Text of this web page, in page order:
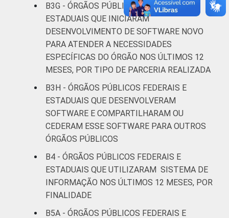
B3G - ÓRGÃOS PÚBLICOS FEDERAIS E
ESTADUAIS QUE INICIARAM
DESENVOLVIMENTO DE SOFTWARE NOVO
PARA ATENDER A NECESSIDADES
ESPECÍFICAS DO ÓRGÃO NOS ÚLTIMOS 12
MESES, POR TIPO DE PARCERIA REALIZADA
B3H - ÓRGÃOS PÚBLICOS FEDERAIS E
ESTADUAIS QUE DESENVOLVERAM
SOFTWARE E COMPARTILHARAM OU
CEDERAM ESSE SOFTWARE PARA OUTROS
ÓRGÃOS PÚBLICOS
B4 - ÓRGÃOS PÚBLICOS FEDERAIS E
ESTADUAIS QUE UTILIZARAM SISTEMA DE
INFORMAÇÃO NOS ÚLTIMOS 12 MESES, POR
FINALIDADE
B5A - ÓRGÃOS PÚBLICOS FEDERAIS E